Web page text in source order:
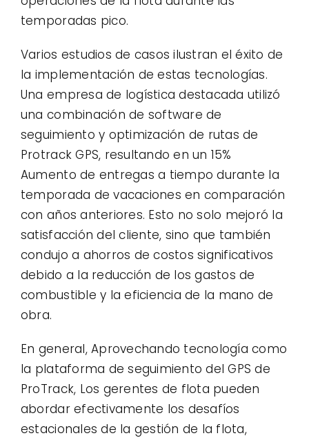
temporadas pico.
Varios estudios de casos ilustran el éxito de
la implementación de estas tecnologías.
Una empresa de logística destacada utilizó
una combinación de software de
seguimiento y optimización de rutas de
Protrack GPS, resultando en un 15%
Aumento de entregas a tiempo durante la
temporada de vacaciones en comparación
con años anteriores. Esto no solo mejoró la
satisfacción del cliente, sino que también
condujo a ahorros de costos significativos
debido a la reducción de los gastos de
combustible y la eficiencia de la mano de
obra.
En general, Aprovechando tecnología como
la plataforma de seguimiento del GPS de
ProTrack, Los gerentes de flota pueden
abordar efectivamente los desafíos
estacionales de la gestión de la flota,